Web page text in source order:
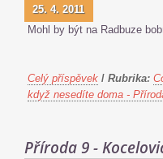
25. 4. 2011
Mohl by být na Radbuze
Celý příspěvek / Rubrika:
když nesedíte doma -
Příroda 9 -